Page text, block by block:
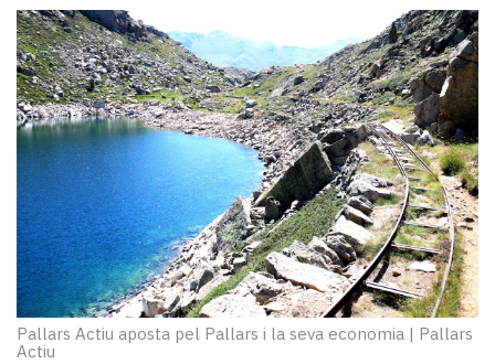
mitjans
El
temps
Reportatges
Entrevistes
Enquestes
A
escena!
Dis
la
teva!
Subscriptors
La
newsletter
Pallars Actiu aposta pel Pallars i la seva economia | Pallars
Actiu